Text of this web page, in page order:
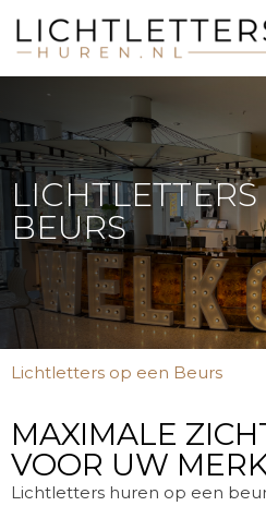
BEURS
Lichtletters op een Beurs
MAXIMALE
VOOR UW
Lichtletters huren op een